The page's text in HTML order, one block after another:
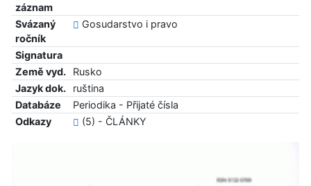
záznam
Svázaný
ročník
Gosudarstvo i pravo
Signatura
Země vyd.
Rusko
Jazyk dok.
ruština
Databáze
Periodika - Přijaté čísla
Odkazy
(5) - ČLÁNKY